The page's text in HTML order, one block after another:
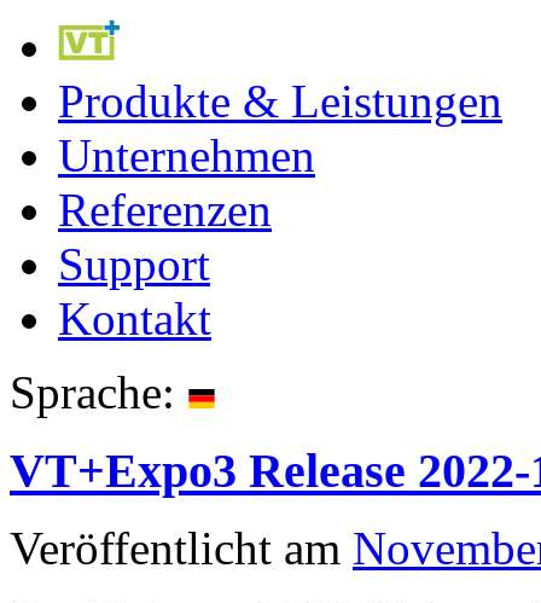
Produkte & Leistungen
Unternehmen
Referenzen
Support
Kontakt
Sprache:
VT+Expo3 Release 2022-
Veröffentlicht am